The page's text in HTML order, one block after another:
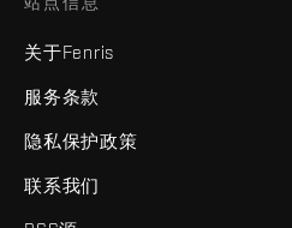
关于Fenris
服务条款
隐私保护政策
联系我们